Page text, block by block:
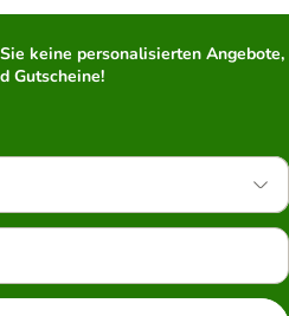
keine personalisierten Angebote,
Gutscheine!